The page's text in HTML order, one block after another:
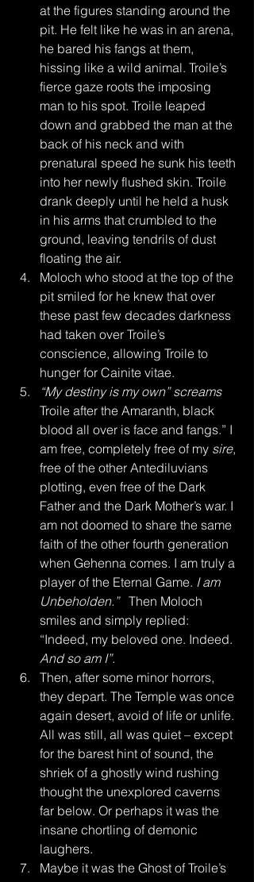
at the figures standing around the
pit. He felt like he was in an arena,
he bared his fangs at them,
hissing like a wild animal. Troile’s
fierce gaze roots the imposing
man to his spot. Troile leaped
down and grabbed the man at the
back of his neck and with
prenatural speed he sunk his teeth
into her newly flushed skin. Troile
drank deeply until he held a husk
in his arms that crumbled to the
ground, leaving tendrils of dust
floating the air.
Moloch who stood at the top of the
pit smiled for he knew that over
these past few decades darkness
had taken over Troile’s
conscience, allowing Troile to
hunger for Cainite vitae.
“My destiny is my own” screams
Troile after the Amaranth, black
blood all over is face and fangs.” I
am free, completely free of my sire,
free of the other Antediluvians
plotting, even free of the Dark
Father and the Dark Mother’s war. I
am not doomed to share the same
faith of the other fourth generation
when Gehenna comes. I am truly a
player of the Eternal Game. I am
Unbeholden.”
   Then Moloch
smiles and simply replied:
“Indeed, my beloved one. Indeed.
And so am I”.
Then, after some minor horrors,
they depart. The Temple was once
again desert, avoid of life or unlife.
All was still, all was quiet – except
for the barest hint of sound, the
shriek of a ghostly wind rushing
thought the unexplored caverns
far below. Or perhaps it was the
insane chortling of demonic
laughers.
Maybe it was the Ghost of Troile’s